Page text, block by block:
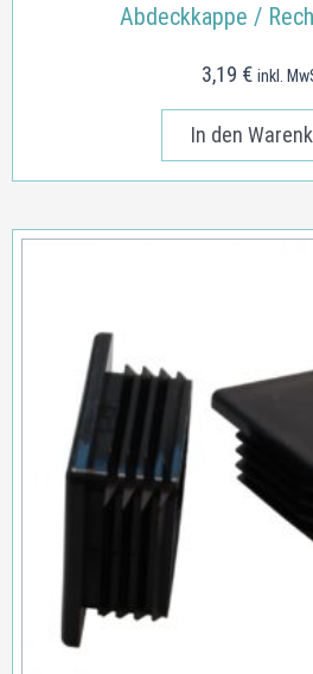
Abdeckkappe /
3,19 € inkl.
In den